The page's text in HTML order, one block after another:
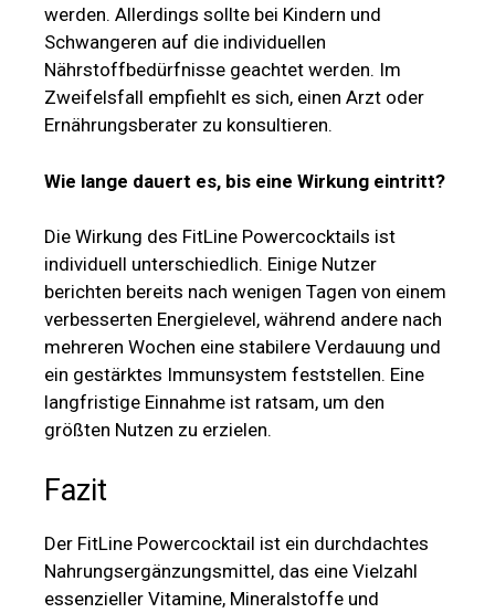
werden. Allerdings sollte bei Kindern und
Schwangeren auf die individuellen
Nährstoffbedürfnisse geachtet werden. Im
Zweifelsfall empfiehlt es sich, einen Arzt oder
Ernährungsberater zu konsultieren.
Wie lange dauert es, bis eine Wirkung eintritt?
Die Wirkung des FitLine Powercocktails ist
individuell unterschiedlich. Einige Nutzer
berichten bereits nach wenigen Tagen von einem
verbesserten Energielevel, während andere nach
mehreren Wochen eine stabilere Verdauung und
ein gestärktes Immunsystem feststellen. Eine
langfristige Einnahme ist ratsam, um den
größten Nutzen zu erzielen.
Fazit
Der FitLine Powercocktail ist ein durchdachtes
Nahrungsergänzungsmittel, das eine Vielzahl
essenzieller Vitamine, Mineralstoffe und